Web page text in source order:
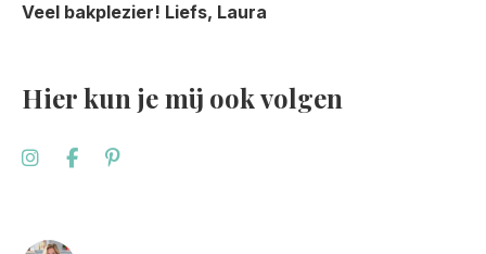
Veel bakplezier! Liefs, Laura
Hier kun je mij ook volgen